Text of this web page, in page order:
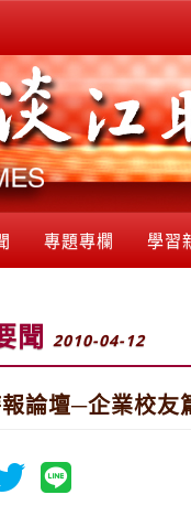
專題專欄 學習
聞 2010-04-12
論壇─企業校友